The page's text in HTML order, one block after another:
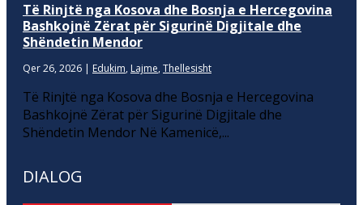
Të Rinjtë nga Kosova dhe Bosnja e Hercegovina
Bashkojnë Zërat për Sigurinë Digjitale dhe
Shëndetin Mendor
Qer 26, 2026 | Edukim, Lajme, Thellesisht
Të Rinjtë nga Kosova dhe Bosnja e Hercegovina
Bashkojnë Zërat për Sigurinë Digjitale dhe
Shëndetin Mendor Në Kamenicë,...
DIALOG